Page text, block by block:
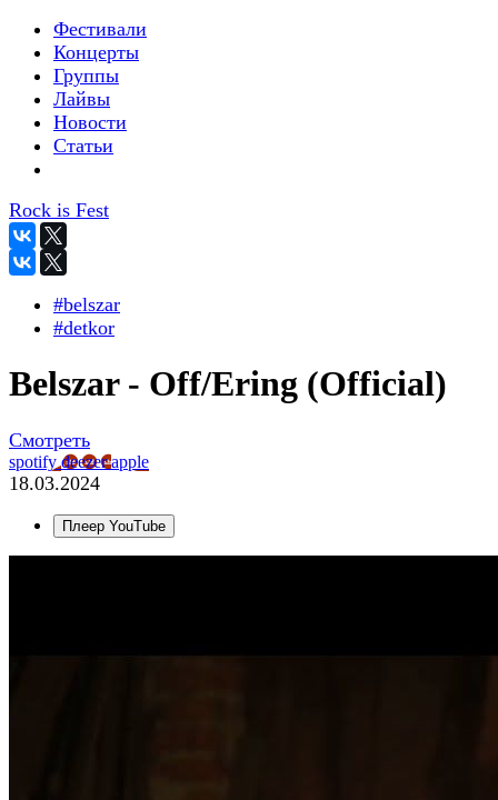
Фестивали
Концерты
Группы
Лайвы
Новости
Статьи
Rock is Fest
#belszar
#detkor
Belszar - Off/Ering (Official)
Смотреть
spotifydeezerapple
18.03.2024
Плеер YouTube